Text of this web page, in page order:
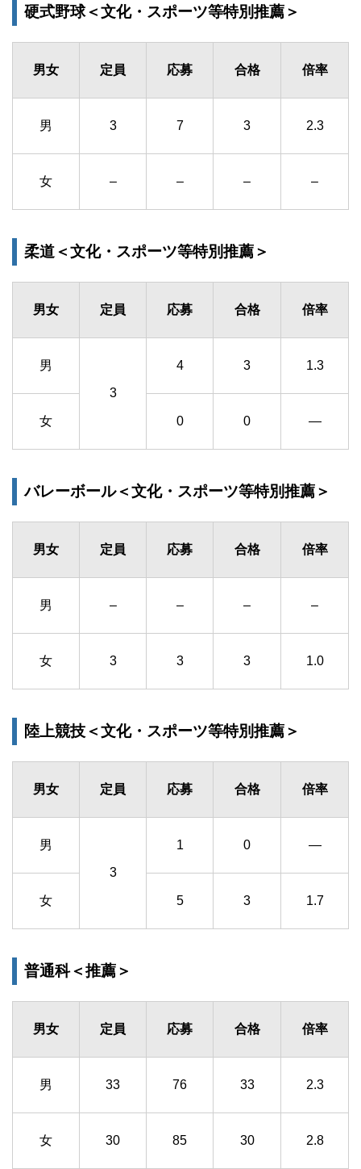
硬式野球＜文化・スポーツ等特別推薦＞
男女 定員 応募 合格 倍率
男 3 7 3 2.3
女 – – – –
柔道＜文化・スポーツ等特別推薦＞
男女 定員 応募 合格 倍率
男
3
4 3 1.3
女 0 0 ―
バレーボール＜文化・スポーツ等特別推薦＞
男女 定員 応募 合格 倍率
男 – – – –
女 3 3 3 1.0
陸上競技＜文化・スポーツ等特別推薦＞
男女 定員 応募 合格 倍率
男
3
1 0 ―
女 5 3 1.7
普通科＜推薦＞
男女 定員 応募 合格 倍率
男 33 76 33 2.3
女 30 85 30 2.8